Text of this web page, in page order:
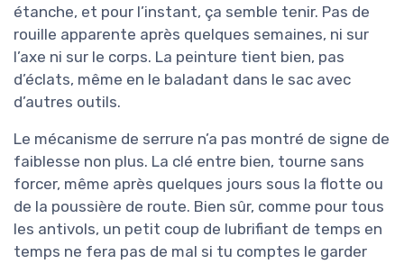
étanche, et pour l’instant, ça semble tenir. Pas de
rouille apparente après quelques semaines, ni sur
l’axe ni sur le corps. La peinture tient bien, pas
d’éclats, même en le baladant dans le sac avec
d’autres outils.
Le mécanisme de serrure n’a pas montré de signe de
faiblesse non plus. La clé entre bien, tourne sans
forcer, même après quelques jours sous la flotte ou
de la poussière de route. Bien sûr, comme pour tous
les antivols, un petit coup de lubrifiant de temps en
temps ne fera pas de mal si tu comptes le garder